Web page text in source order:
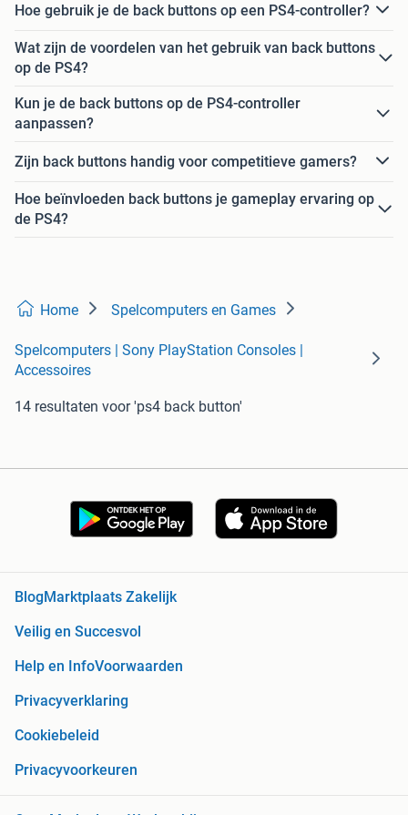
Hoe gebruik je de back buttons op een PS4-controller?
Wat zijn de voordelen van het gebruik van back buttons
op de PS4?
Kun je de back buttons op de PS4-controller
aanpassen?
Zijn back buttons handig voor competitieve gamers?
Hoe beïnvloeden back buttons je gameplay ervaring op
de PS4?
Home Spelcomputers en Games
Spelcomputers | Sony PlayStation Consoles |
Accessoires
14 resultaten voor 'ps4 back button'
BlogMarktplaats Zakelijk
Veilig en Succesvol
Help en InfoVoorwaarden
Privacyverklaring
Cookiebeleid
Privacyvoorkeuren